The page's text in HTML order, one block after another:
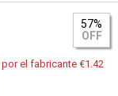
57%
OFF
el fabricante €1.42